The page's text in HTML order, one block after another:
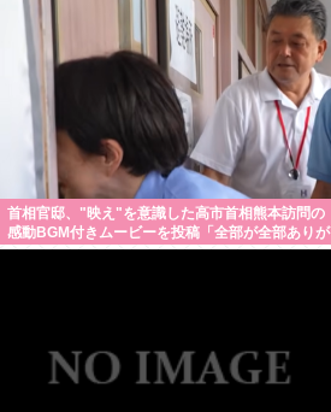
首相官邸、"映え"を意識した高市首相熊本訪問の
感動BGM付きムービーを投稿「全部が全部ありが
たかったです」